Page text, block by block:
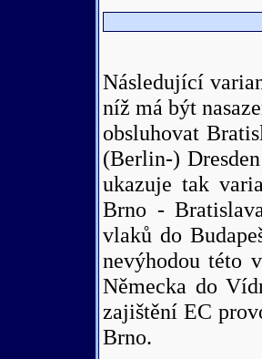
Následující
níž má být
obsluhovat
(Berlin-)
ukazuje tak
Brno -
vlaků do
nevýhodou této
Německa do
zajištění EC
Brno.